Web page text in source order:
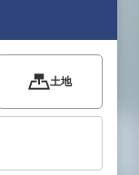
土地